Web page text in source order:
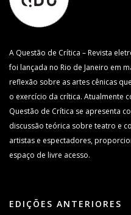
A Questão de Crítica – Revista
foi lançada no Rio de Janeiro em
reflexão sobre as artes cênicas
o exercício da crítica. Atualmente
Questão de Crítica se apresenta
discussão teórica sobre teatro e
artistas e espectadores,
espaço de livre acesso.
EDIÇÕES ANTERIORES